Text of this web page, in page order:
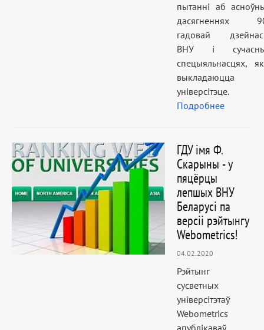
пытанні аб
дасягненнях
гадовай
ВНУ і
спецыяльнасцях,
выкладаюцца
універсітэце.
Подробнее
ГДУ імя Ф.
Скарыны - у
пяцёрцы
лепшых ВНУ
Беларусі па
версіі рэйтынгу
Webometrics!
04.02.2020
Рэйтынг
сусветных
універсітэтаў
Webometrics